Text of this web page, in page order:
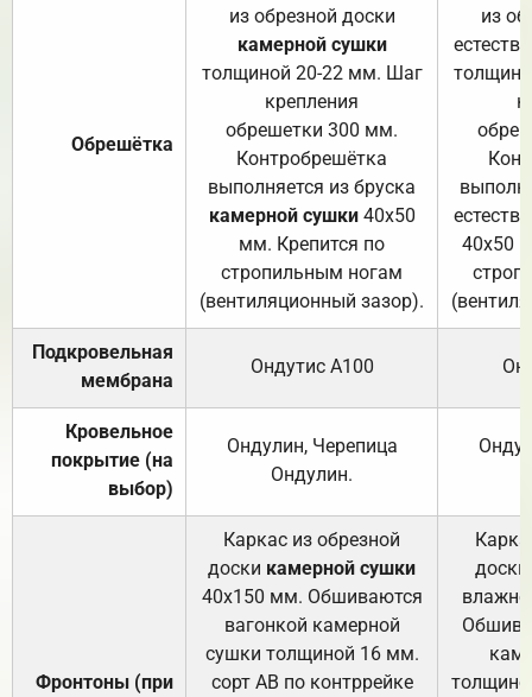
Обрешётка
из обрезной доски
камерной сушки
толщиной 20-22 мм. Шаг
крепления
обрешетки 300 мм.
Контробрешётка
выполняется из бруска
камерной сушки40х50
мм. Крепится по
стропильным ногам
(вентиляционный зазор).
из
40х50
Подкровельная
мембрана
Ондутис А100
Кровельное
покрытие (на
выбор)
Ондулин, Черепица
Ондулин.
Фронтоны (при
Каркас из обрезной
доски камерной сушки
40х150 мм. Обшиваются
вагонкой камерной
сушки толщиной 16 мм.
сорт АВ по контррейке
доски